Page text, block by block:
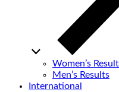
Women’s
Men’s Results
International